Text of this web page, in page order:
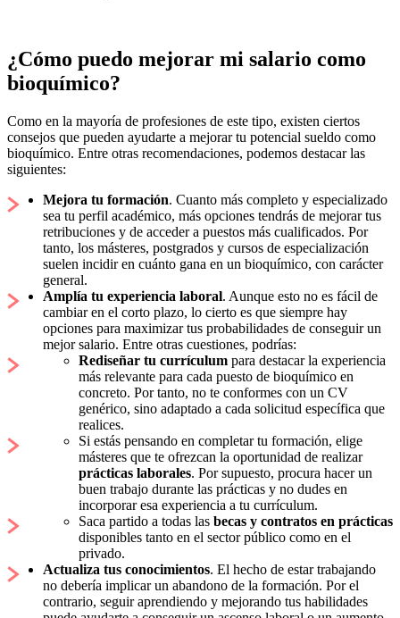
¿Cómo puedo mejorar mi salario como
bioquímico?
Como en la mayoría de profesiones de este tipo, existen ciertos
consejos que pueden ayudarte a mejorar tu potencial sueldo como
bioquímico. Entre otras recomendaciones, podemos destacar las
siguientes:
Mejora tu formación. Cuanto más completo y especializado
sea tu perfil académico, más opciones tendrás de mejorar tus
retribuciones y de acceder a puestos más cualificados. Por
tanto, los másteres, postgrados y cursos de especialización
suelen incidir en cuánto gana en un bioquímico, con carácter
general.
Amplía tu experiencia laboral. Aunque esto no es fácil de
cambiar en el corto plazo, lo cierto es que siempre hay
opciones para maximizar tus probabilidades de conseguir un
mejor salario. Entre otras cuestiones, podrías:
Rediseñar tu currículum para destacar la experiencia
más relevante para cada puesto de bioquímico en
concreto. Por tanto, no te conformes con un CV
genérico, sino adaptado a cada solicitud específica que
realices.
Si estás pensando en completar tu formación, elige
másteres que te ofrezcan la oportunidad de realizar
prácticas laborales. Por supuesto, procura hacer un
buen trabajo durante las prácticas y no dudes en
incorporar esa experiencia a tu currículum.
Saca partido a todas las becas y contratos en prácticas
disponibles tanto en el sector público como en el
privado.
Actualiza tus conocimientos. El hecho de estar trabajando
no debería implicar un abandono de la formación. Por el
contrario, seguir aprendiendo y mejorando tus habilidades